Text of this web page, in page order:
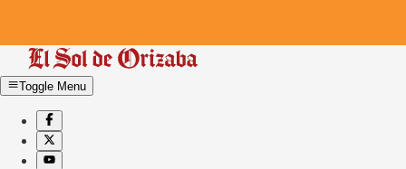
Toggle Menu